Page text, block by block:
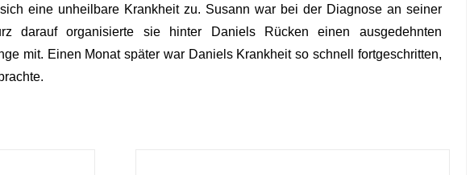
eine unheilbare Krankheit zu. Susann war bei der Diagnose an seiner
darauf organisierte sie hinter Daniels Rücken einen ausgedehnten
mit. Einen Monat später war Daniels Krankheit so schnell fortgeschritten,